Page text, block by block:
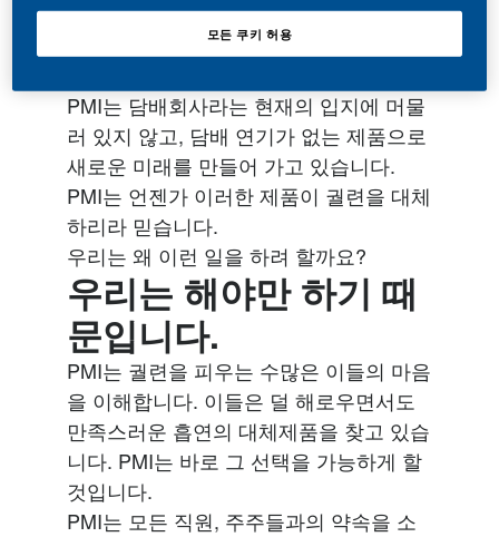
PMI는 이제 새로운 변
화를 시작하려 합니다.
PMI는 담배회사라는 현재의 입지에 머물
러 있지 않고, 담배 연기가 없는 제품으로
새로운 미래를 만들어 가고 있습니다.
PMI는 언젠가 이러한 제품이 궐련을 대체
하리라 믿습니다.
우리는 왜 이런 일을 하려 할까요?
우리는 해야만 하기 때
문입니다.
PMI는 궐련을 피우는 수많은 이들의 마음
을 이해합니다. 이들은 덜 해로우면서도
만족스러운 흡연의 대체제품을 찾고 있습
니다. PMI는 바로 그 선택을 가능하게 할
것입니다.
PMI는 모든 직원, 주주들과의 약속을 소
모든 쿠키 허용